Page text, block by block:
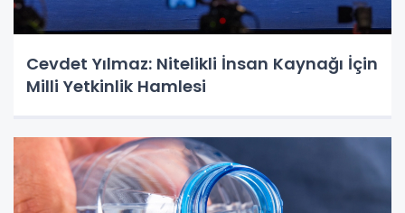
Cevdet Yılmaz: Nitelikli İnsan Kaynağı İçin
Milli Yetkinlik Hamlesi